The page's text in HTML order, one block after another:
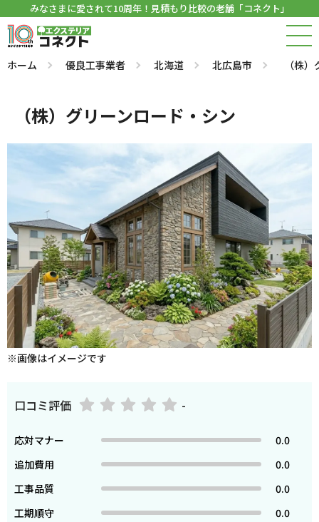
みなさまに愛されて10周年！見積もり比較の老舗「コネクト」
ホーム 優良工事業者 北海道 北広島市 （株
（株）グリーンロード・シン
※画像はイメージです
口コミ評価 -
応対マナー
0.0
追加費用
0.0
工事品質
0.0
工期順守
0.0